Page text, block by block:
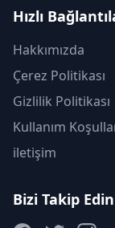
Hızlı
Hakkımızda
Çerez Politikası
Gizlilik Politikası
Kullanım
iletişim
Bizi Takip Edin